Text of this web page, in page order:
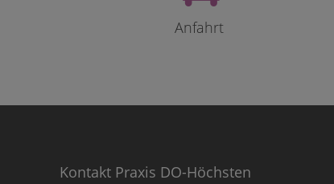
Anfahrt
Kontakt Praxis DO-Höchsten